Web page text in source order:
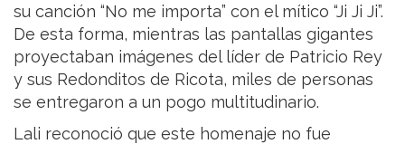
su canción “No me importa” con el mítico “Ji Ji Ji”.
De esta forma, mientras las pantallas gigantes
proyectaban imágenes del líder de Patricio Rey
y sus Redonditos de Ricota, miles de personas
se entregaron a un pogo multitudinario.
Lali reconoció que este homenaje no fue